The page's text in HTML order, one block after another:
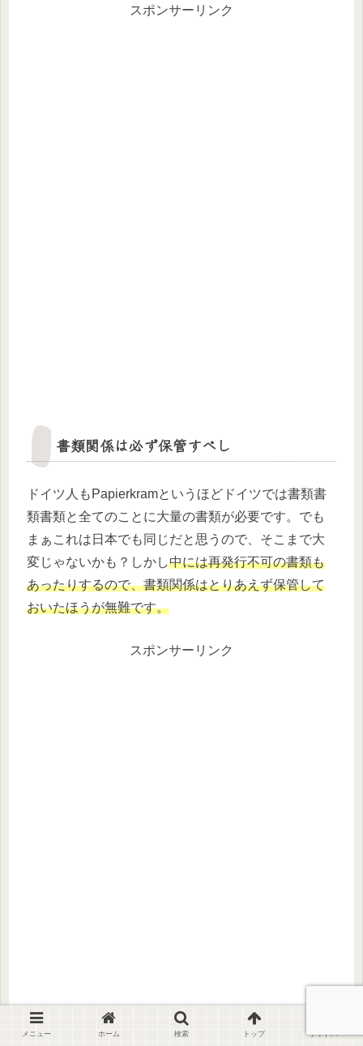
スポンサーリンク
書類関係は必ず保管すべし
ドイツ人もPapierkramというほどドイツでは書類書
類書類と全てのことに大量の書類が必要です。でも
まぁこれは日本でも同じだと思うので、そこまで大
変じゃないかも？しかし中には再発行不可の書類も
あったりするので、書類関係はとりあえず保管して
おいたほうが無難です。
スポンサーリンク
メニュー ホーム 検索 トップ サイドバー